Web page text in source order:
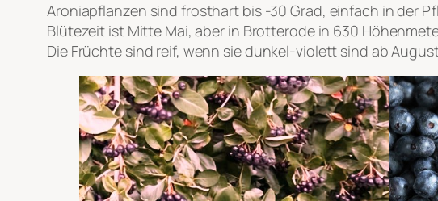
Aroniapflanzen sind frosthart bis -30 Grad, einfach in der
Blütezeit ist Mitte Mai, aber in Brotterode in 630
Die Früchte sind reif, wenn sie dunkel-violett sind ab